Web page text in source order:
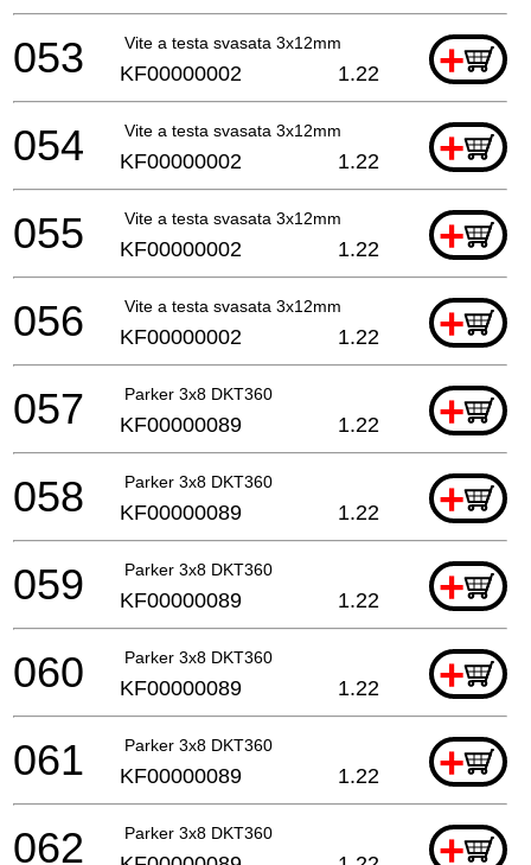
Vite a testa svasata 3x12mm +
053 KF00000002 1.22
Vite a testa svasata 3x12mm +
054 KF00000002 1.22
Vite a testa svasata 3x12mm +
055 KF00000002 1.22
Vite a testa svasata 3x12mm +
056 KF00000002 1.22
Parker 3x8 DKT360 +
057 KF00000089 1.22
Parker 3x8 DKT360 +
058 KF00000089 1.22
Parker 3x8 DKT360 +
059 KF00000089 1.22
Parker 3x8 DKT360 +
060 KF00000089 1.22
Parker 3x8 DKT360 +
061 KF00000089 1.22
Parker 3x8 DKT360 +
062